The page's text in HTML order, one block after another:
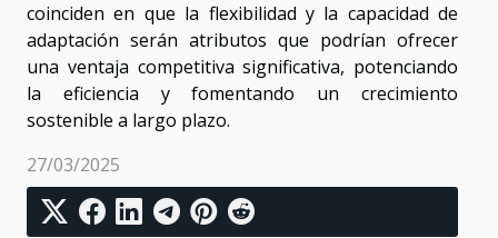
coinciden en que la flexibilidad y la capacidad de
adaptación serán atributos que podrían ofrecer
una ventaja competitiva significativa, potenciando
la eficiencia y fomentando un crecimiento
sostenible a largo plazo.
27/03/2025